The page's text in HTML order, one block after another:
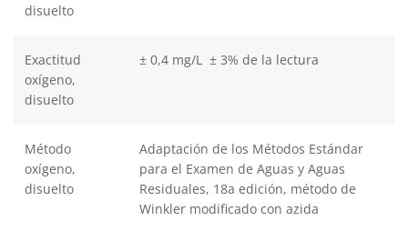
disuelto
Exactitud
oxígeno,
disuelto
± 0,4 mg/L ± 3% de la lectura
Método
oxígeno,
disuelto
Adaptación de los Métodos Estándar
para el Examen de Aguas y Aguas
Residuales, 18a edición, método de
Winkler modificado con azida